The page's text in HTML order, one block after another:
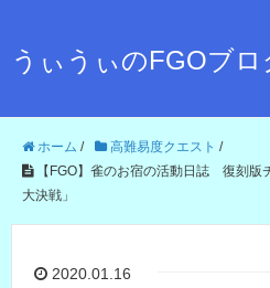
うぃうぃのFGOブロ
ホーム / 高難易度クエスト /
【FGO】雀のお宿の活動日誌 復刻版
大決戦」
2020.01.16